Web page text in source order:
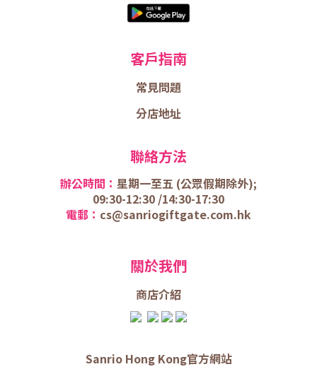
客戶指南
常見問題
分店地址
聯絡方法
辦公時間： 星期一至五 (公眾假期除外);
09:30-12:30 /14:30-17:30
電郵： cs@sanriogiftgate.com.hk
關於我們
商店介紹
Sanrio Hong Kong官方網站